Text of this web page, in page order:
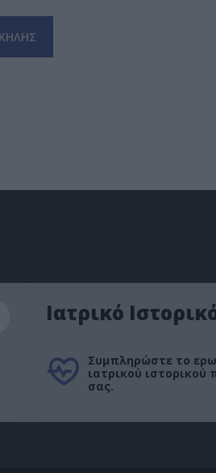
Ιατρικό
Συμπληρώστε το
ιατρικού ιστορικού
σας.